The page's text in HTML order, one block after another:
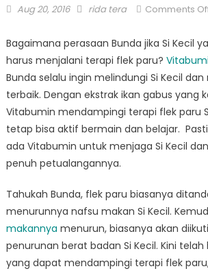
Posted
Aug 20, 2016 Author
rida tera Comments
Bagaimana perasaan Bunda jika Si Kecil
harus menjalani terapi flek paru?
Bunda selalu ingin melindungi Si Kecil
terbaik. Dengan ekstrak ikan gabus yang
Vitabumin mendampingi terapi flek paru
tetap bisa aktif bermain dan belajar.
ada Vitabumin untuk menjaga Si Kecil
penuh petualangannya.
Tahukah Bunda, flek paru biasanya
menurunnya nafsu makan Si Kecil.
makannya menurun, biasanya akan
penurunan berat badan Si Kecil. Kini
yang dapat mendampingi terapi flek